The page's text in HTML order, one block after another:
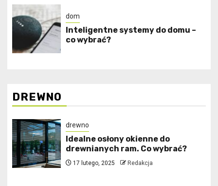
dom
Inteligentne systemy do domu –
co wybrać?
DREWNO
drewno
Idealne osłony okienne do
drewnianych ram. Co wybrać?
17 lutego, 2025 Redakcja